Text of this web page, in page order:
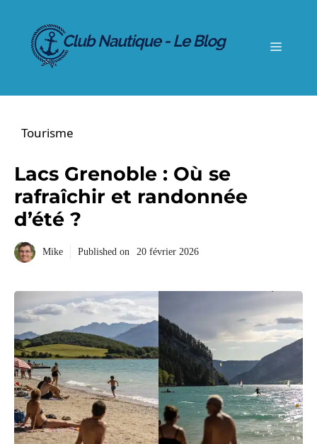
contenu
Menu
Tourisme
Lacs Grenoble : Où se
rafraîchir et randonnée
d’été ?
Mike Published on 20 février 2026